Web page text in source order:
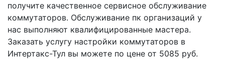
получите качественное сервисное обслуживание
коммутаторов. Обслуживание пк организаций у
нас выполняют квалифицированные мастера.
Заказать услугу настройки коммутаторов в
Интертакс-Тул вы можете по цене от 5085 руб.